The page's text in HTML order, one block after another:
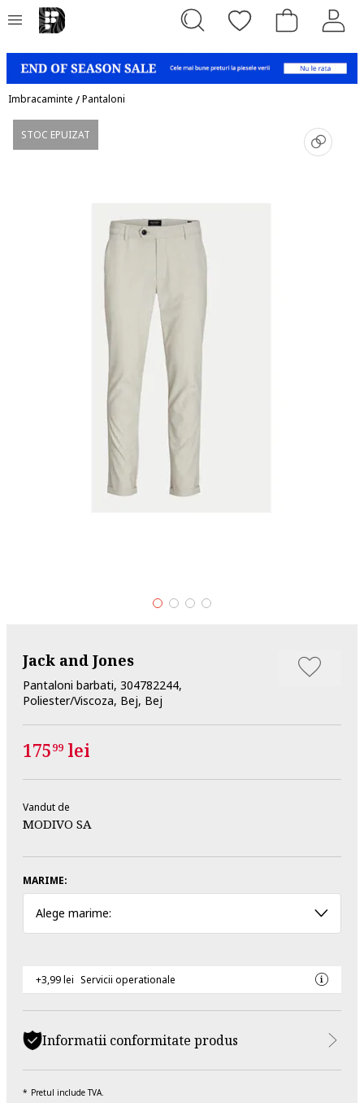
Imbracaminte /Pantaloni
STOC EPUIZAT
Jack and Jones
Pantaloni barbati, 304782244,
Poliester/Viscoza, Bej, Bej
17599 lei
Vandut de
MODIVO SA
MARIME:
Alege marime:
+3,99 lei Servicii operationale
Informatii conformitate produs
Pretul include TVA.